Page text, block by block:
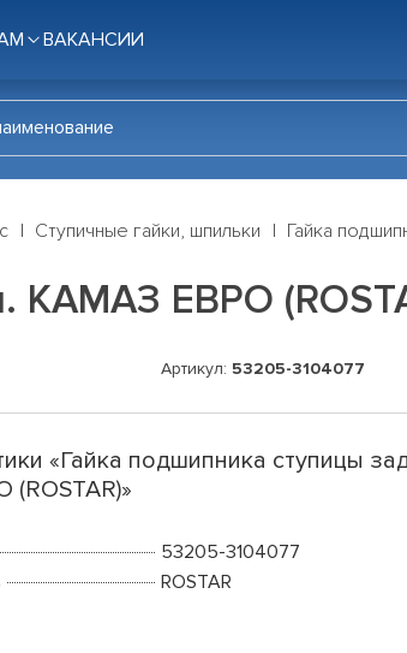
ВАКАНСИИ
Ступичные гайки, шпильки Гайка
КАМАЗ ЕВРО
Артикул: 53205-3104077
«Гайка подшипника ступицы
53205-3104077
ROSTAR